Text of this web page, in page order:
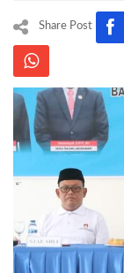
Share Post